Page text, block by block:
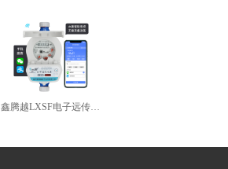
鑫腾越LXSF电子远传智能水表